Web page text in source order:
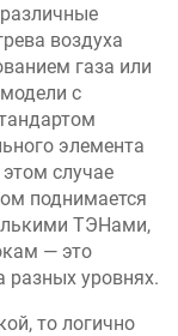
воздуха
газа или
с
элемента
случае
поднимается
ТЭНами,
— это
разных уровнях.
то логично